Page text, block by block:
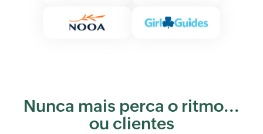
Nunca mais perca o ritmo...
ou clientes